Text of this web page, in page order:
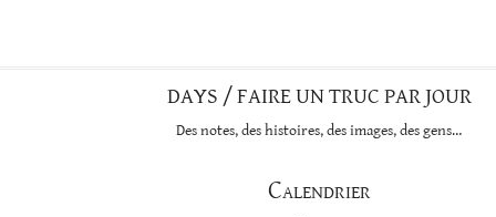
DAYS / FAIRE UN TRUC PAR JOUR
Des notes, des histoires, des images, des gens…
Calendrier